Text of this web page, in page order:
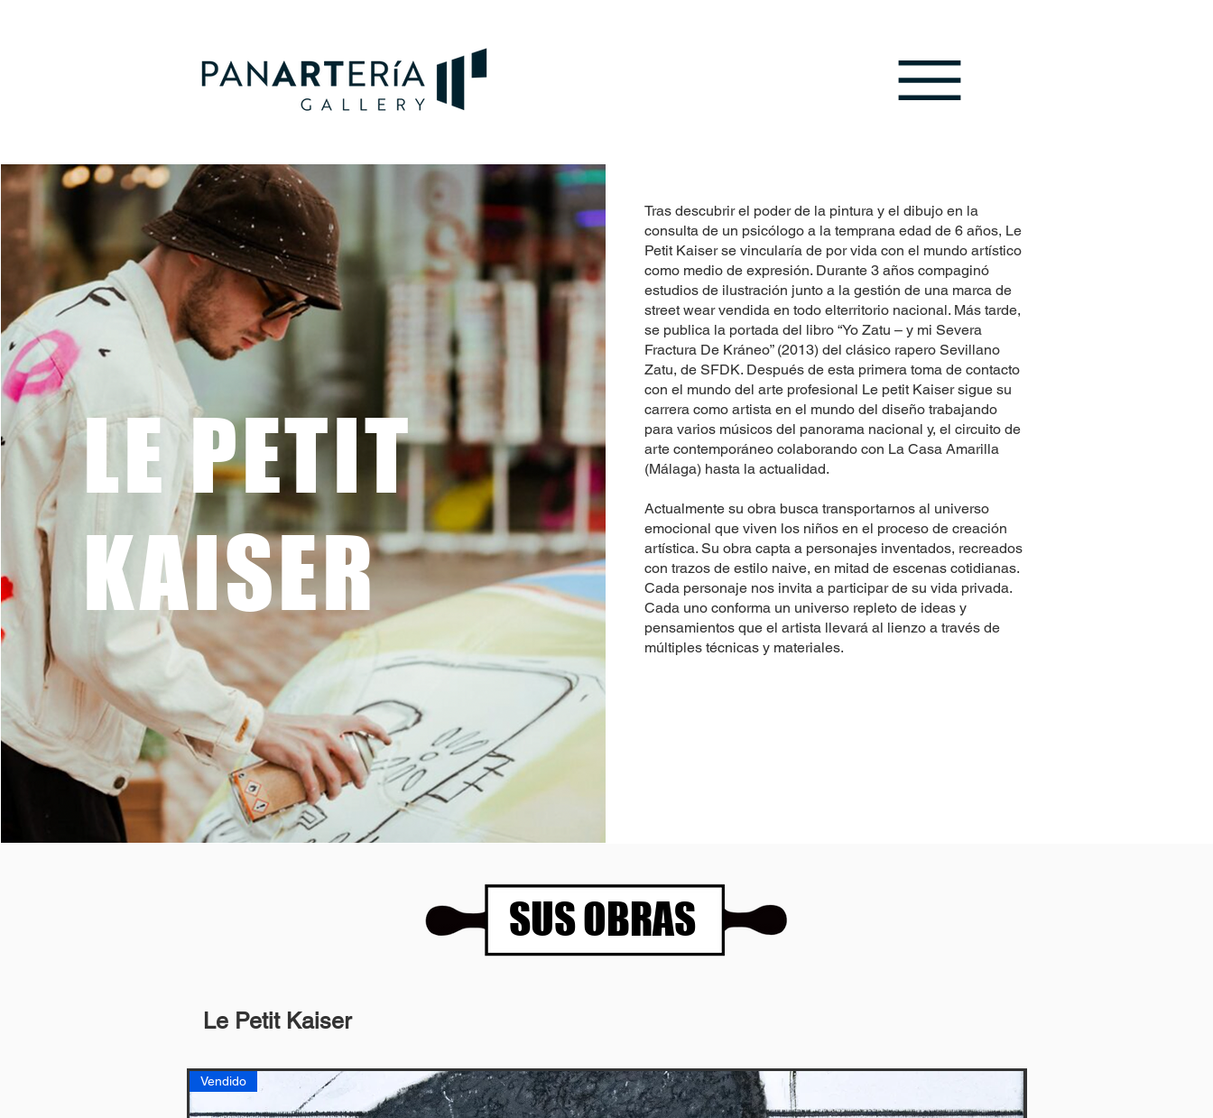
LE PETIT
KAISER
Tras descubrir el poder de la pintura y el dibujo en la
consulta de un psicólogo a la temprana edad de 6 años, Le
Petit Kaiser se vincularía de por vida con el mundo artístico
como medio de expresión. Durante 3 años compaginó
estudios de ilustración junto a la gestión de una marca de
street wear vendida en todo elterritorio nacional. Más tarde,
se publica la portada del libro “Yo Zatu – y mi Severa
Fractura De Kráneo” (2013) del clásico rapero Sevillano
Zatu, de SFDK. Después de esta primera toma de contacto
con el mundo del arte profesional Le petit Kaiser sigue su
carrera como artista en el mundo del diseño trabajando
para varios músicos del panorama nacional y, el circuito de
arte contemporáneo colaborando con La Casa Amarilla
(Málaga) hasta la actualidad.
Actualmente su obra busca transportarnos al universo
emocional que viven los niños en el proceso de creación
artística. Su obra capta a personajes inventados, recreados
con trazos de estilo naive, en mitad de escenas cotidianas.
Cada personaje nos invita a participar de su vida privada.
Cada uno conforma un universo repleto de ideas y
pensamientos que el artista llevará al lienzo a través de
múltiples técnicas y materiales.
SUS OBRAS
Le Petit Kaiser
Vendido